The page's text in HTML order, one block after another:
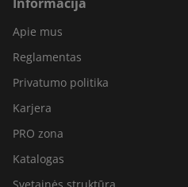
Apie mus
Reglamentas
Privatumo politika
Karjera
PRO zona
Katalogas